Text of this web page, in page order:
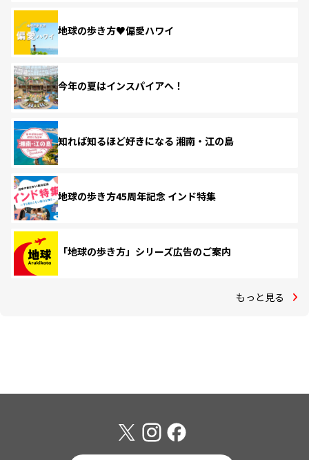
地球の歩き方♥偏愛ハワイ
今年の夏はインスパイアへ！
知れば知るほど好きになる 湘南・江の島
地球の歩き方45周年記念 インド特集
「地球の歩き方」シリーズ広告のご案内
もっと見る